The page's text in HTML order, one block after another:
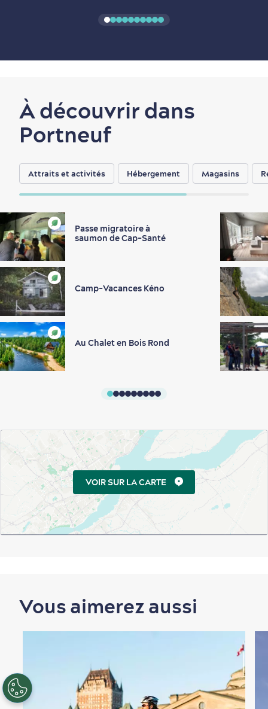
À découvrir dans
Portneuf
Attraits et activités Hébergement Magasins
Passe migratoire à
saumon de Cap-Santé
Camp-Vacances Kéno
Au Chalet en Bois Rond
VOIR SUR LA CARTE
Vous aimerez aussi